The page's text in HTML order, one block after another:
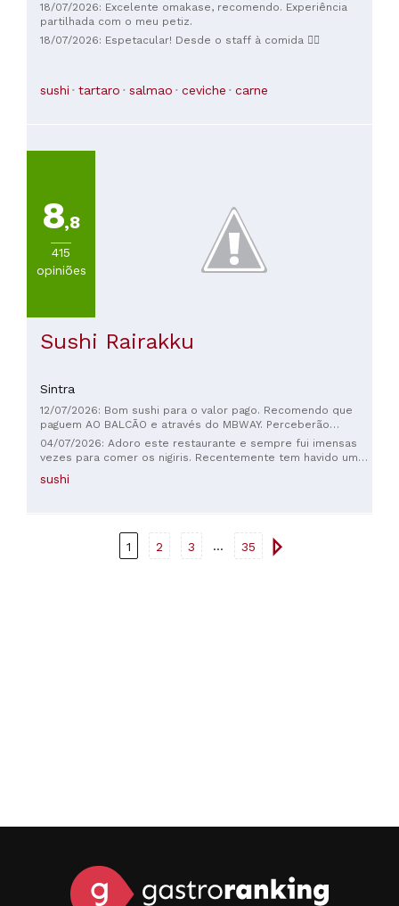
18/07/2026: Excelente omakase, recomendo. Experiência
partilhada com o meu petiz.
18/07/2026: Espetacular! Desde o staff à comida 👌🏻
sushi tartaro salmao ceviche carne
8,8
415
opiniões
Sushi Rairakku
Sintra
12/07/2026: Bom sushi para o valor pago. Recomendo que
paguem AO BALCÃO e através do MBWAY. Perceberão
quando lá forem
04/07/2026: Adoro este restaurante e sempre fui imensas
vezes para comer os nigiris. Recentemente tem havido um
estava estragado e tive que ir á casa de banho cuspir. Fiquei
sushi
1 2 3 ... 35